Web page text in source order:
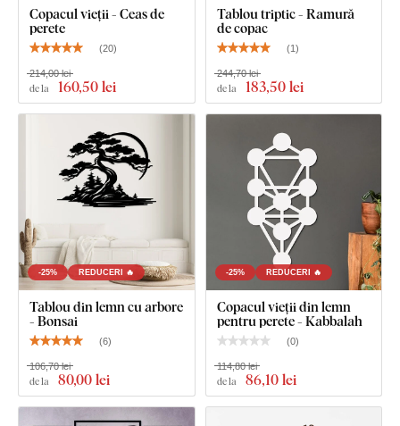
Copacul vieții - Ceas de
perete
(20)
de la 160,50 lei
214,00 lei
Tablou triptic - Ramură
de copac
(1 )
de la 183,50 lei
244,70 lei
-25% REDUCERI 🔥
Tablou din lemn cu arbore
- Bonsai
(6)
de la 80,00 lei
106,70 lei
-25% REDUCERI 🔥
Copacul vieții din lemn
pentru perete - Kabbalah
(0)
de la 86,10 lei
114,80 lei